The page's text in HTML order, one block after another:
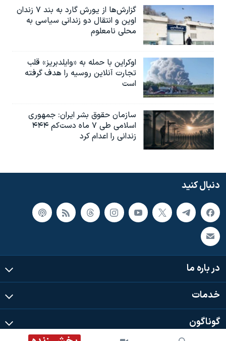
گزارش‌ها از یورش گارد به بند ۷ زندان
اوین و انتقال دو زندانی سیاسی به
محلی نامعلوم
اوکراین با حمله به «وایلدبریز» قلب
تجارت آنلاین روسیه را هدف گرفته
است
سازمان حقوق بشر ایران: جمهوری
اسلامی طی ۷ ماه دست‌کم ۴۴۴
زندانی را اعدام کرد
دنبال کنید
در باره ما
خدمات
گوناگون